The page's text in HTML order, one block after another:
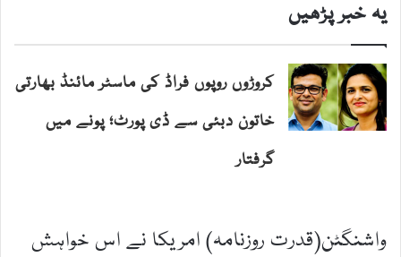
یہ خبر پڑھیں
کروڑوں روپوں فراڈ کی ماسٹر مائنڈ بھارتی
خاتون دبئی سے ڈی پورٹ؛ پونے میں
گرفتار
واشنگٹن(قدرت روزنامہ) امریکا نے اس خواہش